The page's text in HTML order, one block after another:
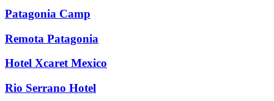
Patagonia Camp
Remota Patagonia
Hotel Xcaret Mexico
Rio Serrano Hotel